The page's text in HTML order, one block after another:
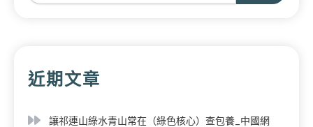
近期文章
讓祁連山綠水青山常在（綠色核心）查包養_中國網